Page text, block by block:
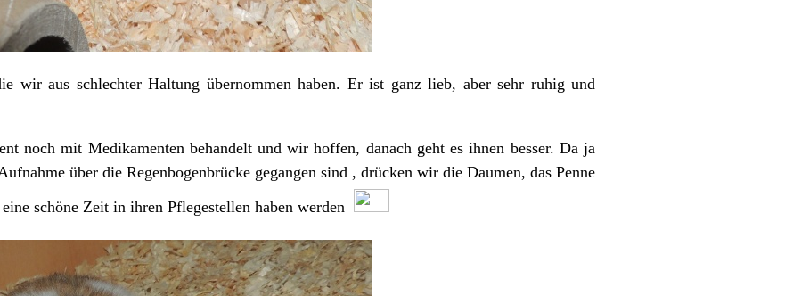
wir aus schlechter Haltung übernommen haben. Er ist ganz lieb, aber sehr ruhig und
noch mit Medikamenten behandelt und wir hoffen, danach geht es ihnen besser. Da ja
über die Regenbogenbrücke gegangen sind , drücken wir die Daumen, das Penne
schöne Zeit in ihren Pflegestellen haben werden